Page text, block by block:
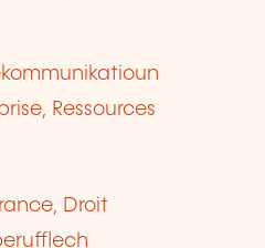
Ressources
Droit